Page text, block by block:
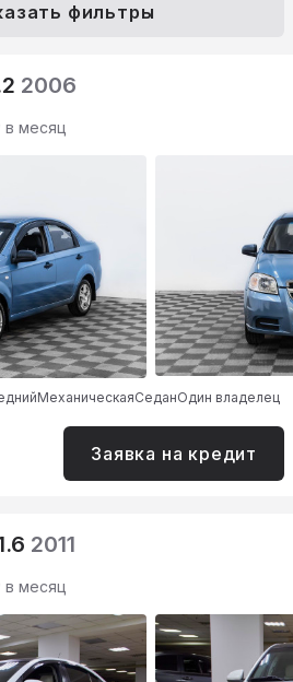
фильтры
2006
в месяц
МеханическаяСеданОдин владелец
Заявка на кредит
2011
в месяц